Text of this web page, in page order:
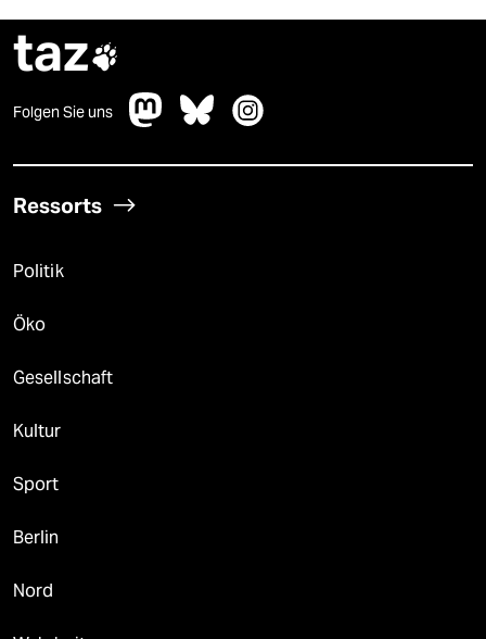
taz
Folgen Sie uns
Ressorts
Politik
Öko
Gesellschaft
Kultur
Sport
Berlin
Nord